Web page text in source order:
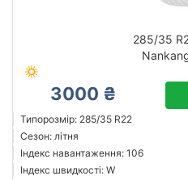
285/35
3000 ₴
Типорозмір: 285/35 R22
Сезон: літня
Індекс навантаження: 106
Індекс швидкості: W